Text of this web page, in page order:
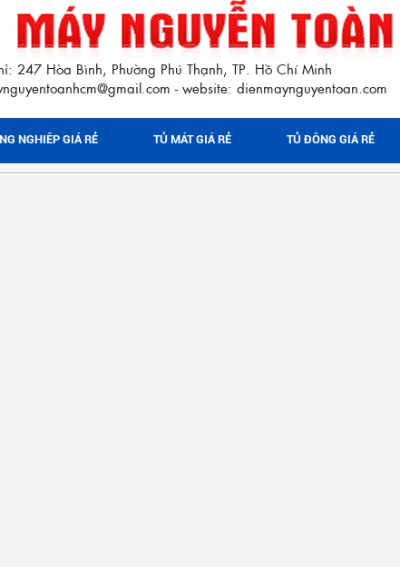
247 Hòa Bình, Phường Phú Thạnh, TP. Hồ Chí Minh
-website: dienmaynguyentoan.com
NGHIÊP GIÁ RẺ TỦ MÁT GIÁ RẺ TỦ ĐÔNG GIÁ RẺ